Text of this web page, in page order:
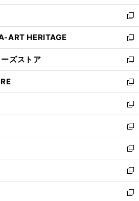
ウ
で
開
く
ン
ド
ウ
で
開
く
新
し
い
ウ
ィ
ン
ド
ウ
で
開
く
ART HERITAGE
新
し
い
ウ
ィ
ン
ド
ウ
で
開
く
ズストア
新
し
い
ウ
ィ
ン
ド
ウ
で
開
く
新
し
い
ウ
ィ
ン
ド
ウ
で
開
く
新
し
い
ウ
ィ
ン
ド
ウ
で
新
し
い
ウ
ィ
ン
ド
新
し
い
ウ
ィ
新
し
い
新